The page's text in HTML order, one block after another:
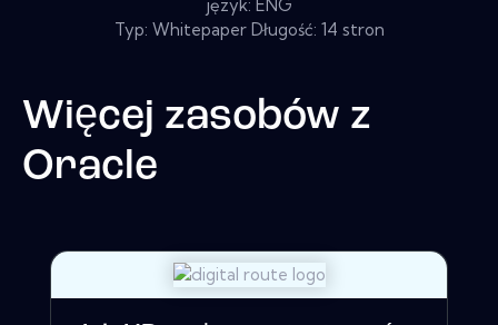
język: ENG
Typ: Whitepaper Długość: 14 stron
Więcej zasobów z
Oracle